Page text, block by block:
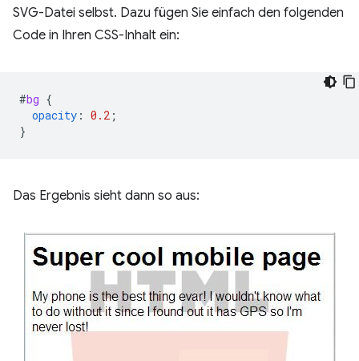
SVG-Datei selbst. Dazu fügen Sie einfach den folgenden
Code in Ihren CSS-Inhalt ein:
#bg {
opacity : 0.2 ;
}
Das Ergebnis sieht dann so aus: